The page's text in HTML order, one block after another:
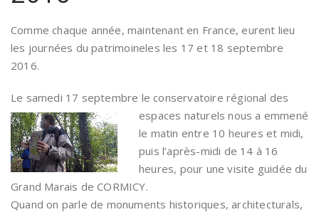
Comme chaque année, maintenant en France, eurent lieu
les journées du patrimoineles les 17 et 18 septembre
2016.
Le samedi 17 septembre le conservatoire régional des
espaces naturelsnous a emmené
le matin entre 10 heures et midi,
puis l’après-midi de 14 à 16
heures, pour une visite guidée du
Grand Marais de CORMICY.
Quand on parle de monuments historiques, architecturals,